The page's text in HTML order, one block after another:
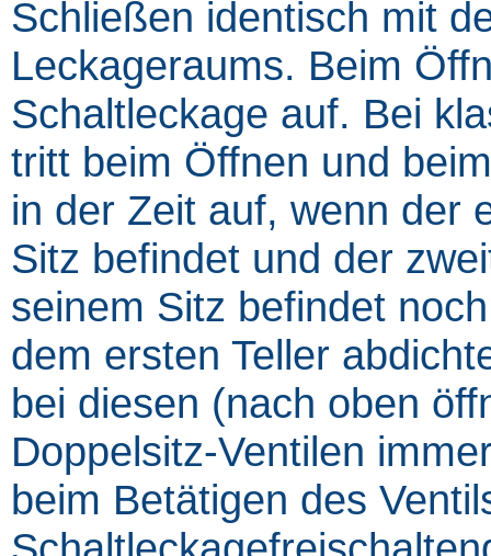
Schließen identisch mit
Leckageraums. Beim
Schaltleckage auf. Bei
tritt beim Öffnen und
in der Zeit auf, wenn der
Sitz befindet und der
seinem Sitz befindet
dem ersten Teller
bei diesen (nach oben
Doppelsitz-Ventilen
beim Betätigen des